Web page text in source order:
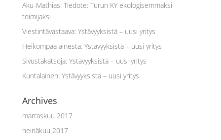
Aku-Mathias: Tiedote: Turun KY ekologisemmaksi
toimijaksi
Viestintävastaava: Ystävyyksistä – uusi yritys
Heikompaa ainesta: Ystävyyksistä – uusi yritys
Sivustakatsoja: Ystävyyksistä – uusi yritys
Kuntalainen: Ystävyyksistä – uusi yritys
Archives
marraskuu 2017
heinäkuu 2017